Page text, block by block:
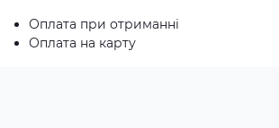
Оплата при отриманні
Оплата на карту